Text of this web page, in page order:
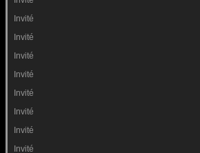
Invité
Invité
Invité
Invité
Invité
Invité
Invité
Invité